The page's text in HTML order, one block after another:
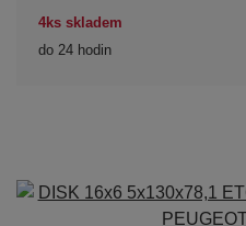
4ks skladem
do 24 hodin